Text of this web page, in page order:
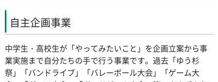
自主企画事業
中学生・高校生が「やってみたいこと」を企画立案から事
業実施まで自分たちの手で行う事業です。過去「ゆう杉
祭」「バンドライブ」「バレーボール大会」「ゲーム大